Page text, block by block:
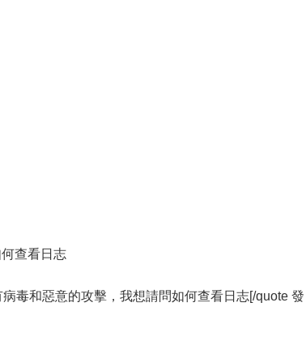
查看日志
毒和惡意的攻擊，我想請問如何查看日志[/quote 發